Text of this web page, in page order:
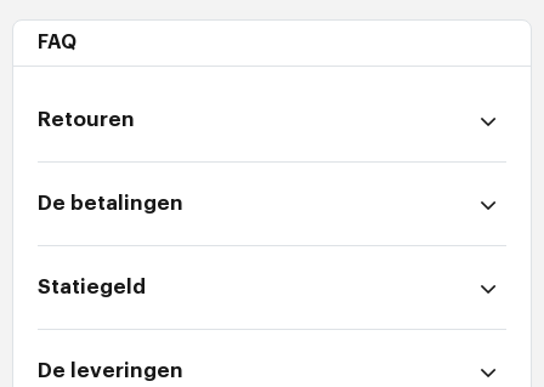
FAQ
Retouren
De betalingen
Statiegeld
De leveringen